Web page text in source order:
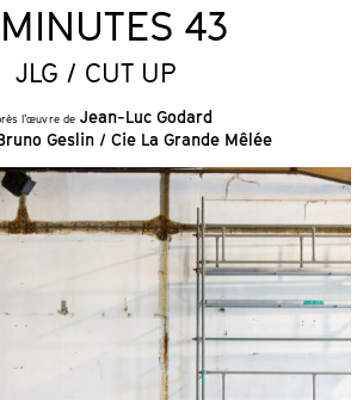
43
JLG / CUT UP
l’œuvre de Jean-Luc Godard
Geslin / Cie La Grande Mêlée